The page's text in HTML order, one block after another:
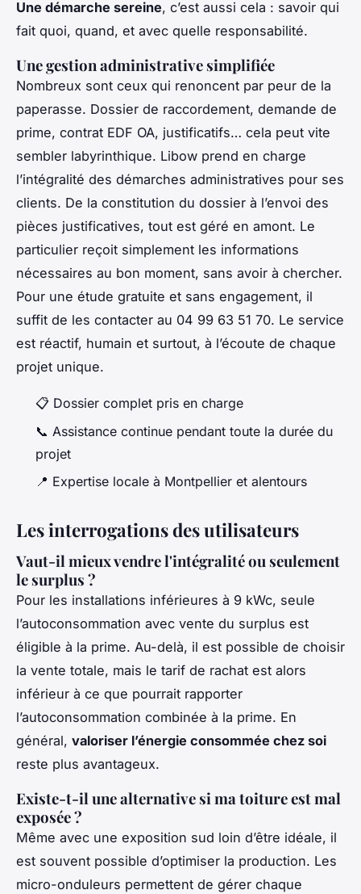
Une démarche sereine, c’est aussi cela : savoir qui
fait quoi, quand, et avec quelle responsabilité.
Une gestion administrative simplifiée
Nombreux sont ceux qui renoncent par peur de la
paperasse. Dossier de raccordement, demande de
prime, contrat EDF OA, justificatifs… cela peut vite
sembler labyrinthique. Libow prend en charge
l’intégralité des démarches administratives pour ses
clients. De la constitution du dossier à l’envoi des
pièces justificatives, tout est géré en amont. Le
particulier reçoit simplement les informations
nécessaires au bon moment, sans avoir à chercher.
Pour une étude gratuite et sans engagement, il
suffit de les contacter au 04 99 63 51 70. Le service
est réactif, humain et surtout, à l’écoute de chaque
projet unique.
📋 Dossier complet pris en charge
📞 Assistance continue pendant toute la durée du
projet
📍 Expertise locale à Montpellier et alentours
Les interrogations des utilisateurs
Vaut-il mieux vendre l'intégralité ou seulement
le surplus ?
Pour les installations inférieures à 9 kWc, seule
l’autoconsommation avec vente du surplus est
éligible à la prime. Au-delà, il est possible de choisir
la vente totale, mais le tarif de rachat est alors
inférieur à ce que pourrait rapporter
l’autoconsommation combinée à la prime. En
général, valoriser l’énergie consommée chez soi
reste plus avantageux.
Existe-t-il une alternative si ma toiture est mal
exposée ?
Même avec une exposition sud loin d’être idéale, il
est souvent possible d’optimiser la production. Les
micro-onduleurs permettent de gérer chaque